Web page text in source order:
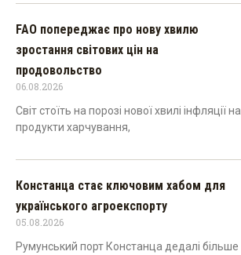
FAO попереджає про нову хвилю
зростання світових цін на
продовольство
06.08.2026
Світ стоїть на порозі нової хвилі інфляції на
продукти харчування,
Констанца стає ключовим хабом для
українського агроекспорту
05.08.2026
Румунський порт Констанца дедалі більше